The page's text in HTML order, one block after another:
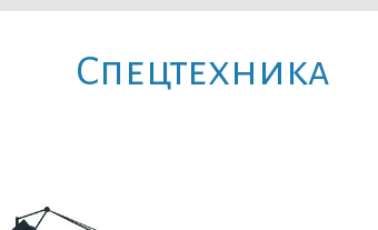
Cпецтехника